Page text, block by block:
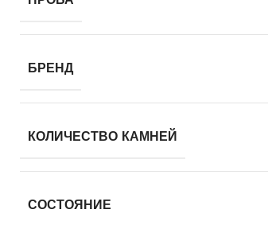
БРЕНД
КОЛИЧЕСТВО КАМНЕЙ
СОСТОЯНИЕ